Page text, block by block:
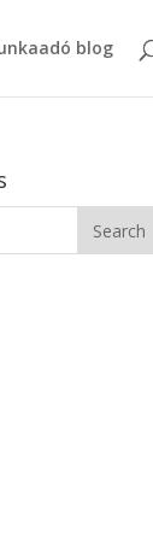
blog